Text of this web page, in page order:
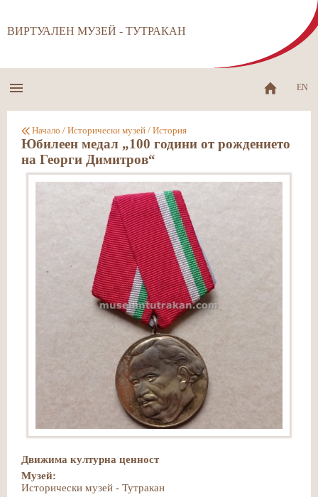
ВИРТУАЛЕН МУЗЕЙ - ТУТРАКАН
EN
Начало / Исторически музей / История
Юбилеен медал „100 години от рождението
на Георги Димитров“
Движима културна ценност
Музей:
Исторически музей - Тутракан